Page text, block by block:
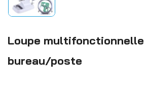
Loupe multifonctionnelle
bureau/poste